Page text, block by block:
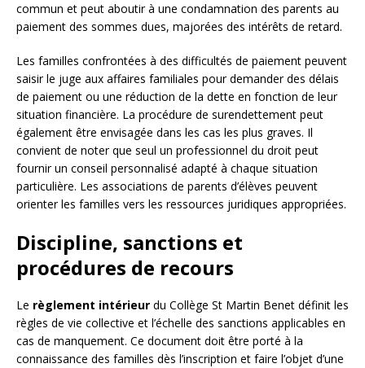
commun et peut aboutir à une condamnation des parents au
paiement des sommes dues, majorées des intérêts de retard.
Les familles confrontées à des difficultés de paiement peuvent
saisir le juge aux affaires familiales pour demander des délais
de paiement ou une réduction de la dette en fonction de leur
situation financière. La procédure de surendettement peut
également être envisagée dans les cas les plus graves. Il
convient de noter que seul un professionnel du droit peut
fournir un conseil personnalisé adapté à chaque situation
particulière. Les associations de parents d’élèves peuvent
orienter les familles vers les ressources juridiques appropriées.
Discipline, sanctions et
procédures de recours
Le règlement intérieur du Collège St Martin Benet définit les
règles de vie collective et l’échelle des sanctions applicables en
cas de manquement. Ce document doit être porté à la
connaissance des familles dès l’inscription et faire l’objet d’une